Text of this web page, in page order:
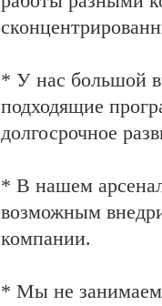
* У нас большой
подходящие
долгосрочное
* В нашем
возможным
компании.
* Мы не